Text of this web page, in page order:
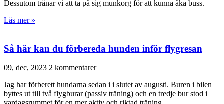
Dessutom tränar vi att ta på sig munkorg för att kunna åka buss.
Läs mer »
Så här kan du förbereda hunden inför flygresan
09, dec, 2023 2 kommentarer
Jag har förberett hundarna sedan i i slutet av augusti. Buren i bilen
byttes ut till två flygburar (passiv träning) och en tredje bur stod i